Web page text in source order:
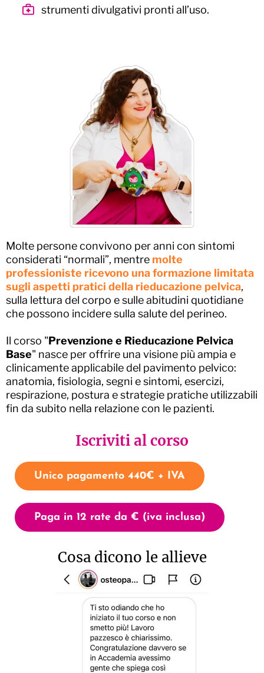
strumenti divulgativi pronti all’uso.
Molte persone convivono per anni con sintomi
considerati “normali”, mentre molte
professioniste ricevono una formazione limitata
sugli aspetti pratici della rieducazione pelvica,
sulla lettura del corpo e sulle abitudini quotidiane
che possono incidere sulla salute del perineo.
Il corso "Prevenzione e Rieducazione Pelvica
Base" nasce per offrire una visione più ampia e
clinicamente applicabile del pavimento pelvico:
anatomia, fisiologia, segni e sintomi, esercizi,
respirazione, postura e strategie pratiche utilizzabili
fin da subito nella relazione con le pazienti.
Iscriviti al corso
Unico pagamento 440€ + IVA
Paga in 12 rate da € (iva inclusa)
Cosa dicono le allieve